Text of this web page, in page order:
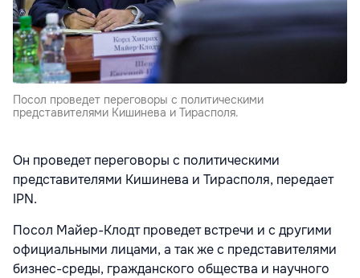
Посол проведет переговоры с политическими
представителями Кишинева и Тирасполя.
Он проведет переговоры с политическими
представителями Кишинева и Тирасполя, передает
IPN.
Посол Майер-Клодт проведет встречи и с другими
официальными лицами, а так же с представителями
бизнес-среды, гражданского общества и научного